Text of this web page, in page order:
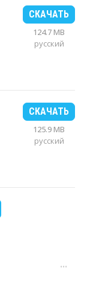
СКАЧАТЬ
124.7 MB
русский
СКАЧАТЬ
125.9 MB
русский
···